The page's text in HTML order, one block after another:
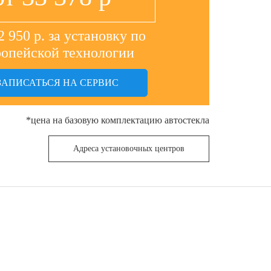
950 р. за установку по
технологии
НА СЕРВИС
*цена на базовую комплектацию автостекла
Адреса установочных центров